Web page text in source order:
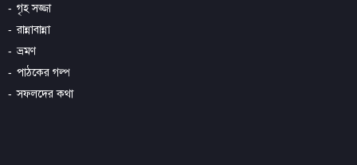
গৃহ সজ্জা
রান্নাবান্না
ভ্রমণ
পাঠকের গল্প
সফলদের কথা